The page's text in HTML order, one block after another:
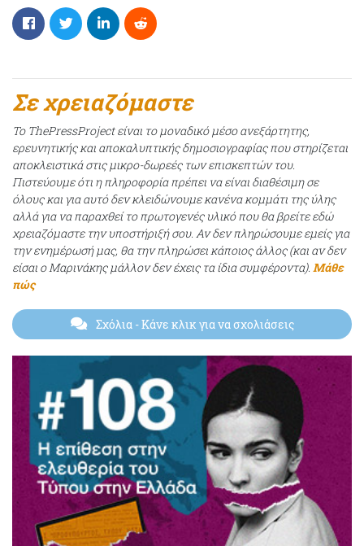
Σε χρειαζόμαστε
Το ThePressProject είναι το μοναδικό μέσο ανεξάρτητης,
ερευνητικής και αποκαλυπτικής δημοσιογραφίας που στηρίζεται
αποκλειστικά στις μικρο-δωρεές των επισκεπτών του.
Πιστεύουμε ότι η πληροφορία πρέπει να είναι διαθέσιμη σε
όλους και για αυτό δεν κλειδώνουμε κανένα κομμάτι της ύλης
αλλά για να παραχθεί το πρωτογενές υλικό που θα βρείτε εδώ
χρειαζόμαστε την υποστήριξή σου. Αν δεν πληρώσουμε εμείς για
την ενημέρωσή μας, θα την πληρώσει κάποιος άλλος (και αν δεν
είσαι ο Μαρινάκης μάλλον δεν έχεις τα ίδια συμφέροντα). Μάθε
πώς
Σχόλια- Κάνε κλικ για να σχολιάσεις